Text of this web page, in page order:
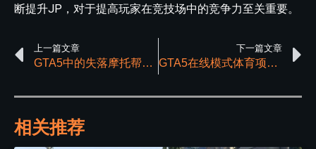
断提升JP，对于提高玩家在竞技场中的竞争力至关重要。
上一篇文章
GTA5中的失落摩托帮与GTA4有什么关联
下一篇文章
GTA5在线模式体育项目与娱乐活动深度探索
相关推荐